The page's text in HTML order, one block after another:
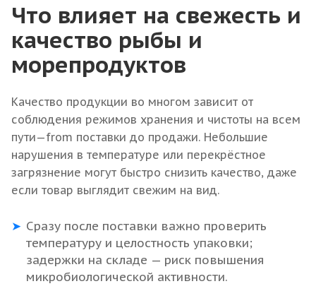
Что влияет на свежесть и
качество рыбы и
морепродуктов
Качество продукции во многом зависит от
соблюдения режимов хранения и чистоты на всем
пути—from поставки до продажи. Небольшие
нарушения в температуре или перекрёстное
загрязнение могут быстро снизить качество, даже
если товар выглядит свежим на вид.
Сразу после поставки важно проверить
температуру и целостность упаковки;
задержки на складе — риск повышения
микробиологической активности.